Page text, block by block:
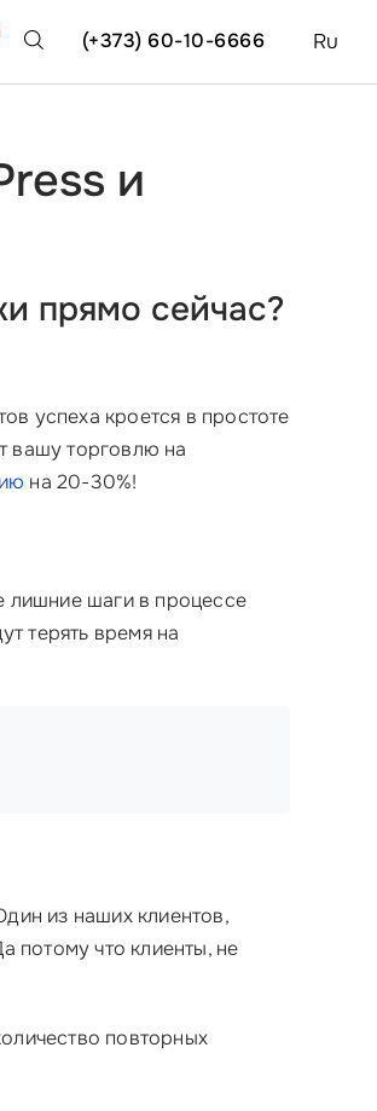
Ru
(+373) 60-10-6666
и
прямо сейчас?
успеха кроется в простоте
вашу торговлю на
на 20-30%!
лишние шаги в процессе
терять время на
из наших клиентов,
потому что клиенты, не
повторных